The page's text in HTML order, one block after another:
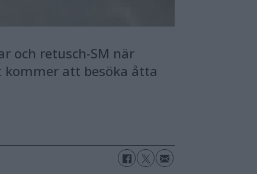
och retusch-SM när
kommer att besöka åtta